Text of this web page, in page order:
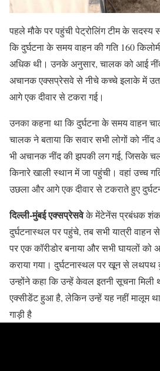
पहले मौके पर पहुंची पेट्रोलिंग टीम के सदस्य
कि दुर्घटना के समय वाहन की गति 160
अधिक थी। उनके अनुसार, चालक को आई
अचानक एक्सप्रेसवे से नीचे कच्चे इलाके में
आगे एक दीवार से टकरा गई।
उनका कहना था कि दुर्घटना के समय वाहन
चालक ने बताया कि सवार सभी लोगों को
भी अचानक नींद की झपकी लग गई, जिसके
किनारे खाली स्थान में जा पहुंची। वहां उच्च
उछला और आगे एक दीवार से टकराते हुए
दिल्ली-मुंबई एक्सप्रेसवेके मेंटेनेंस प्रबंधक
दुर्घटनास्थल पर पहुंचे, तब सभी यात्री वाहन
पर एक कॉरीडोर बनाया और सभी घायलों
कराया गया। दुर्घटनास्थल पर खून से लथपथ
उन्होंने कहा कि उन्हें केवल इतनी सूचना मिली
एक्सीडेंट हुआ है, लेकिन उन्हें यह नहीं मालूम
गाड़ी है